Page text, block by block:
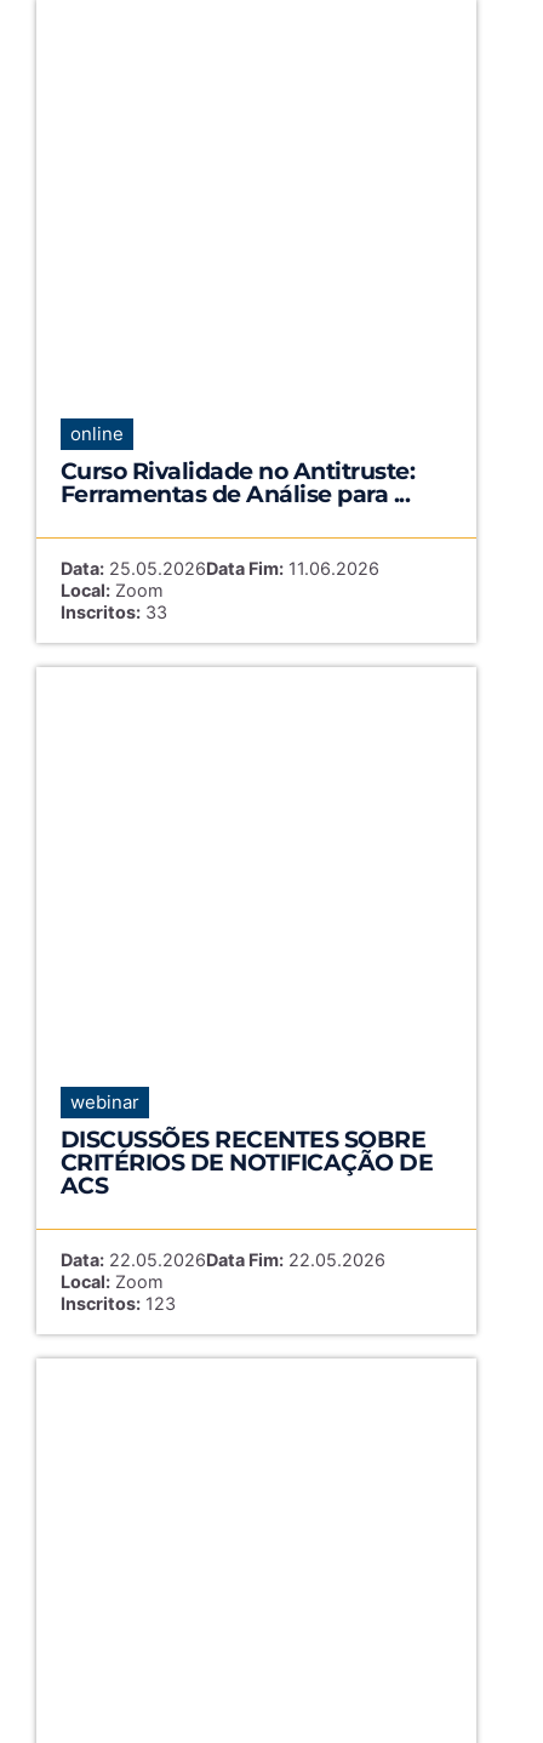
online
Curso Rivalidade no Antitruste:
Ferramentas de Análise para ...
Data:25.05.2026Data Fim:11.06.2026
Local:Zoom
Inscritos:33
webinar
DISCUSSÕES RECENTES SOBRE
CRITÉRIOS DE NOTIFICAÇÃO DE
ACS
Data:22.05.2026Data Fim:22.05.2026
Local:Zoom
Inscritos:123